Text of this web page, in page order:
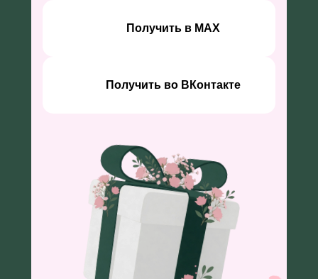
Получить в МАХ
Получить во ВКонтакте